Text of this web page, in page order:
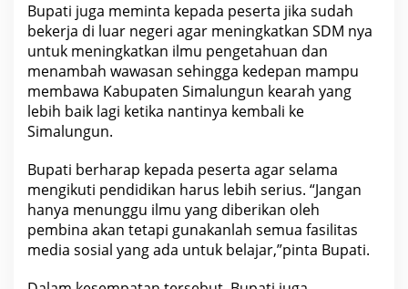
Bupati juga meminta kepada peserta jika sudah
bekerja di luar negeri agar meningkatkan SDM nya
untuk meningkatkan ilmu pengetahuan dan
menambah wawasan sehingga kedepan mampu
membawa Kabupaten Simalungun kearah yang
lebih baik lagi ketika nantinya kembali ke
Simalungun.
Bupati berharap kepada peserta agar selama
mengikuti pendidikan harus lebih serius. “Jangan
hanya menunggu ilmu yang diberikan oleh
pembina akan tetapi gunakanlah semua fasilitas
media sosial yang ada untuk belajar,”pinta Bupati.